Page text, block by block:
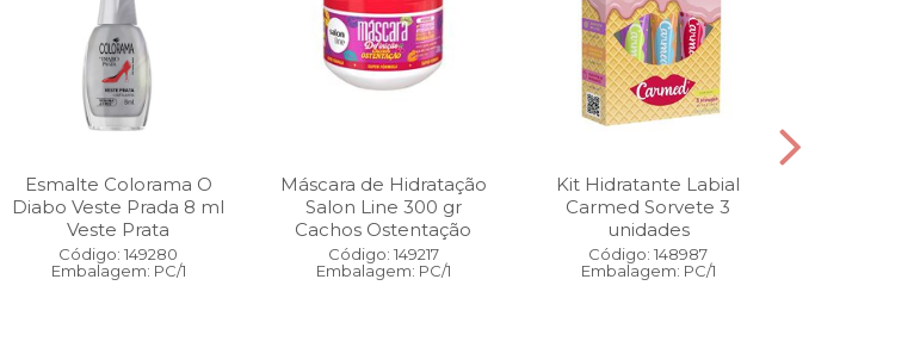
Esmalte Colorama O
Diabo Veste Prada 8 ml
Veste Prata
Código: 149280
Embalagem: PC/1
Máscara de Hidratação
Salon Line 300 gr
Cachos Ostentação
Código: 149217
Embalagem: PC/1
Kit Hidratante Labial
Carmed Sorvete 3
unidades
Código: 148987
Embalagem: PC/1